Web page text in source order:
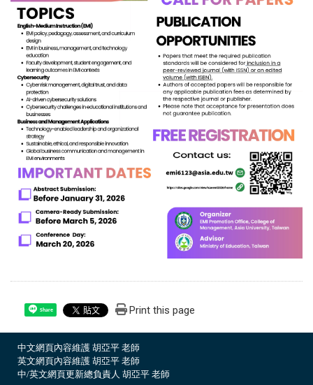
Share Print this page
中文網頁內容維護 胡亞平 老師
英文網頁內容維護 胡亞平 老師
中/英文網頁更新總負責人 胡亞平 老師